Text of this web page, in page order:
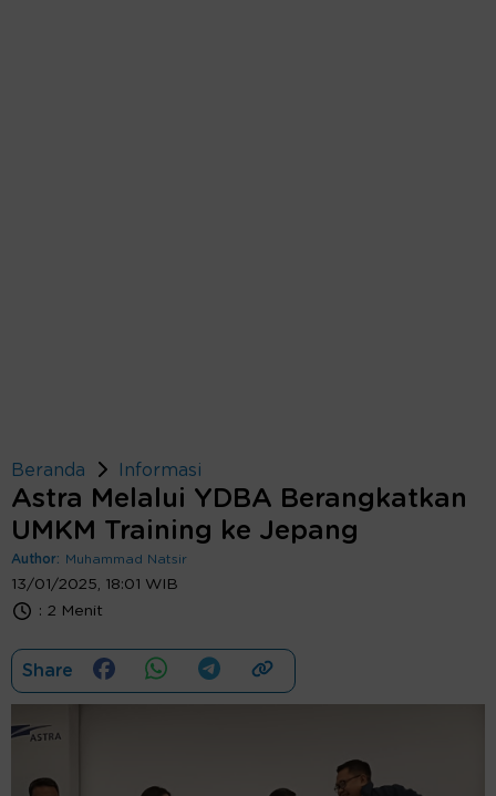
Beranda Informasi
Astra Melalui YDBA Berangkatkan
UMKM Training ke Jepang
Author: Muhammad Natsir
13/01/2025, 18:01 WIB
: 2 Menit
Share